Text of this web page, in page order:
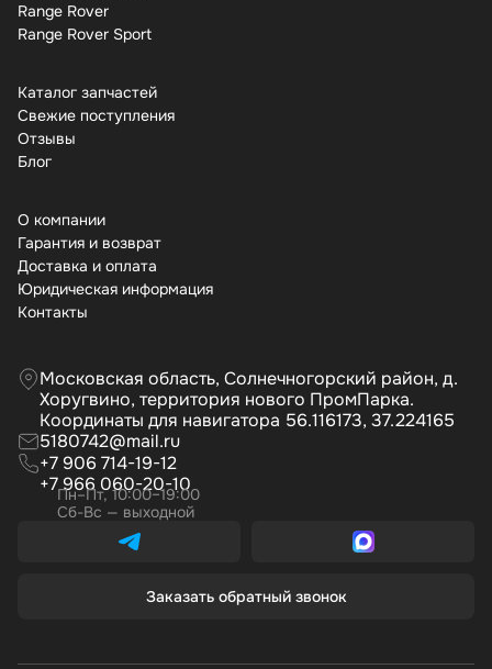
Range Rover
Range Rover Sport
Каталог запчастей
Свежие поступления
Отзывы
Бло
О компании
Гарантия и возврат
Доставка и оплата
Юридическая информация
Контакты
Московская область, Солнечногорский район, д.
Хоругвино, территория нового ПромПарка.
Координаты для навигатора 56.116173, 37.224165
5180742@mail.ru
+7 906 714-19-12
+7 966 060-20-10
Пн–Пт, 10:00–19:00
Сб-Вс — выходной
Заказать обратный звонок